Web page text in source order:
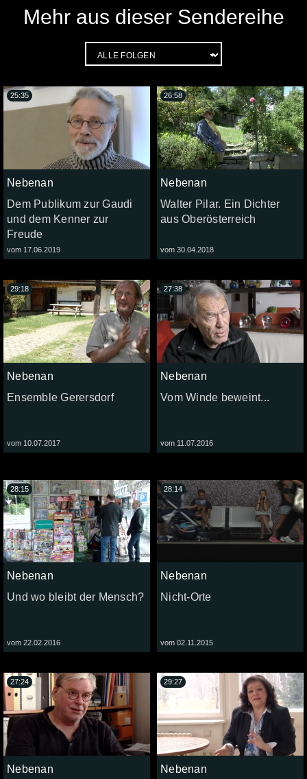
Mehr aus dieser Sendereihe
Nebenan
Dem Publikum zur Gaudi
und dem Kenner zur
Freude
vom 17.06.2019
25:35
Nebenan
Walter Pilar. Ein Dichter
aus Oberösterreich
vom 30.04.2018
26:58
Nebenan
Ensemble Gerersdorf
vom 10.07.2017
29:18
Nebenan
Vom Winde beweint...
vom 11.07.2016
27:38
Nebenan
Und wo bleibt der Mensch?
vom 22.02.2016
28:15
Nebenan
Nicht-Orte
vom 02.11.2015
28:14
Nebenan
27:24
Nebenan
29:27